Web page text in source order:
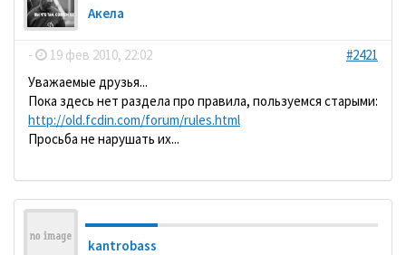
Акела
- 19 фев 2010, 22:02
#2421
Уважаемые друзья...
Пока здесь нет раздела про правила, пользуемся старыми:
http://old.fcdin.com/forum/rules.html
Просьба не нарушать их...
kantrobass